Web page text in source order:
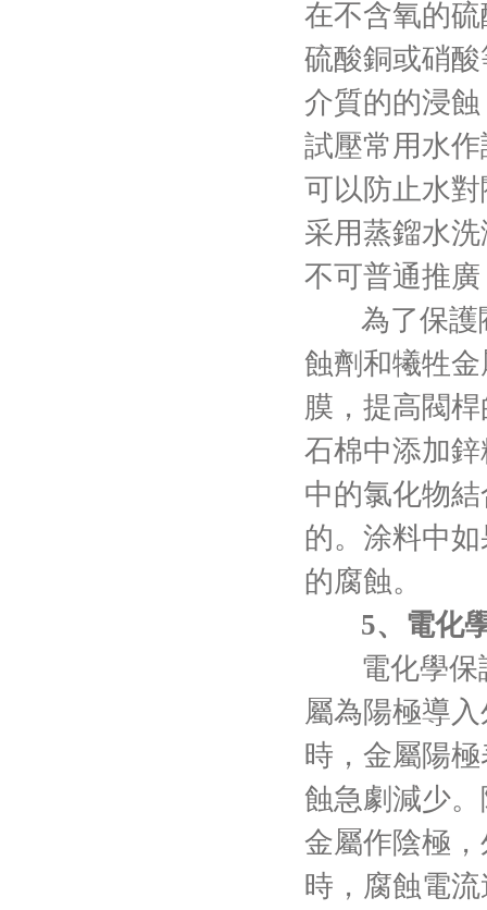
在不含氧的
硫酸銅或硝
介質的的浸
試壓常用水
可以防止水
采用蒸鎦水
不可普通推
為了保護
蝕劑和犧牲
膜，提高閥
石棉中添加
中的氯化物
的。涂料中
的腐蝕。
5、電化
電化學
屬為陽極導
時，金屬陽
蝕急劇減少
金屬作陰極
時，腐蝕電